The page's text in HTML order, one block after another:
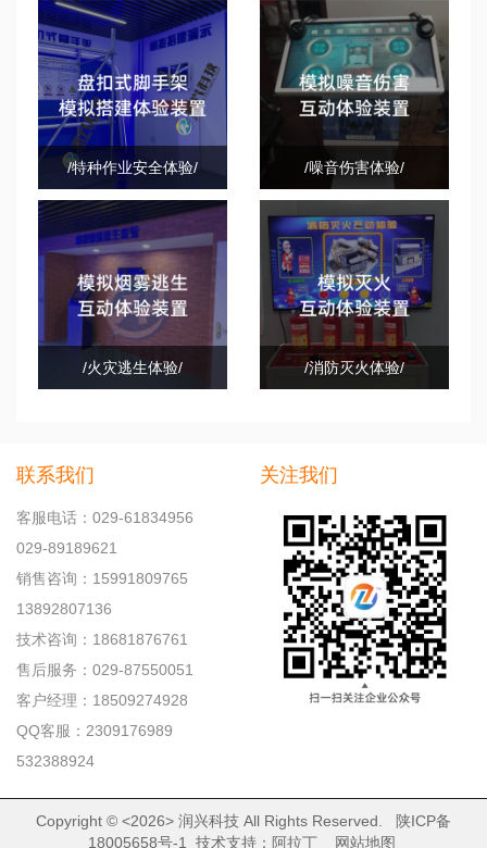
/特种作业安全体验/ /噪音伤害体验/
/火灾逃生体验/ /消防灭火体验/
联系我们
客服电话：029-61834956
029-89189621
销售咨询：15991809765
13892807136
技术咨询：18681876761
售后服务：029-87550051
客户经理：18509274928
QQ客服：2309176989
532388924
关注我们
Copyright © <2026> 润兴科技 All Rights Reserved.
陕ICP备
18005658号-1
技术支持： 阿拉丁 网站地图